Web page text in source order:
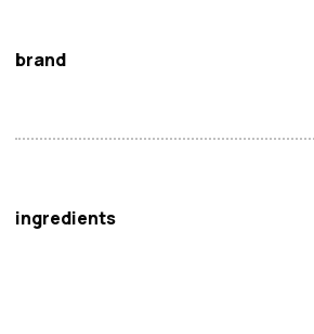
brand
ingredients